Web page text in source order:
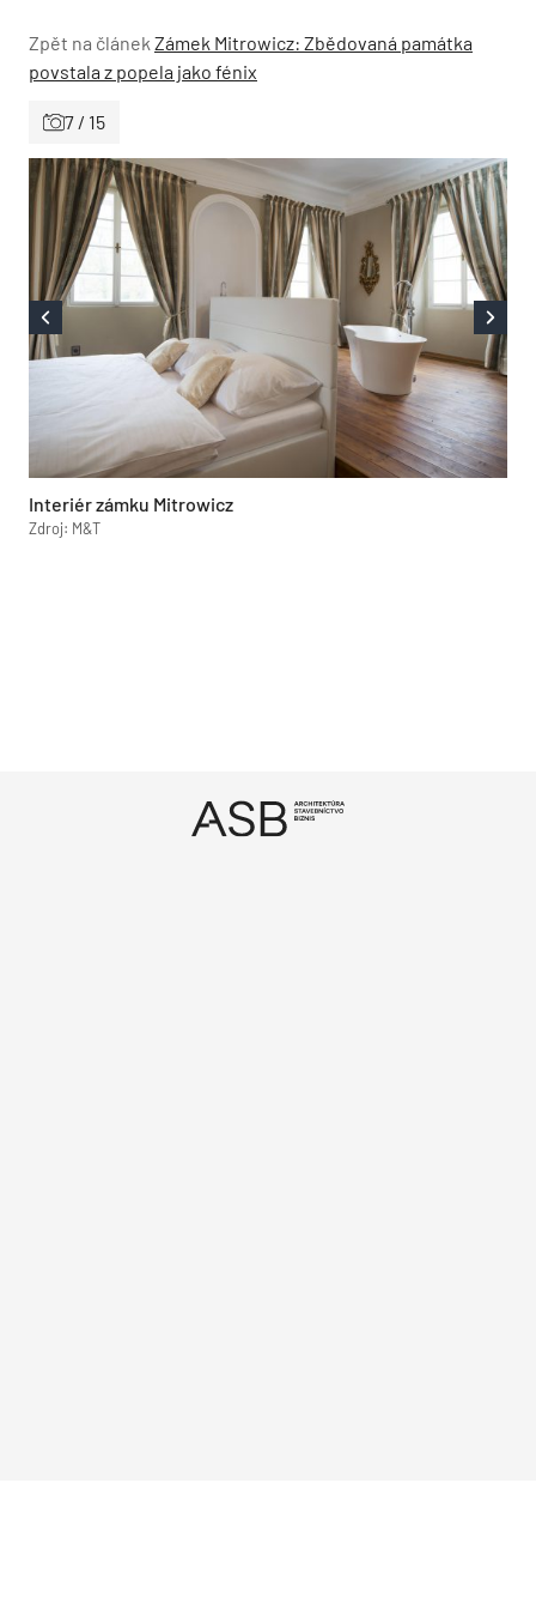
Zpět na článek Zámek Mitrowicz: Zbědovaná památka
povstala z popela jako fénix
7 / 15
Interiér zámku Mitrowicz
Zdroj: M&T